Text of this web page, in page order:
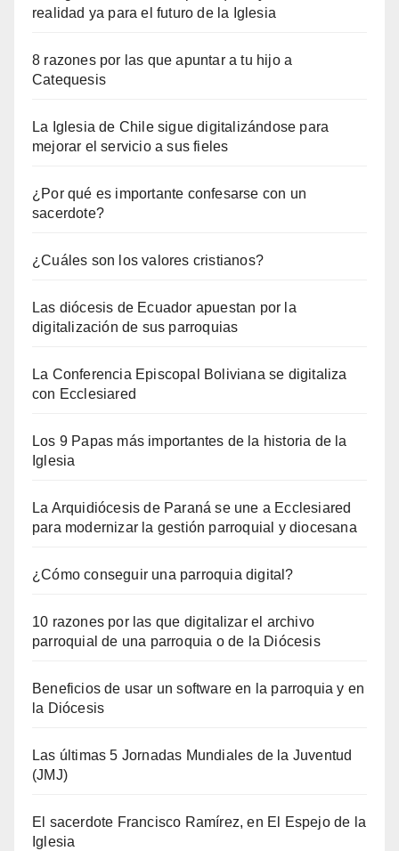
realidad ya para el futuro de la Iglesia
8 razones por las que apuntar a tu hijo a
Catequesis
La Iglesia de Chile sigue digitalizándose para
mejorar el servicio a sus fieles
¿Por qué es importante confesarse con un
sacerdote?
¿Cuáles son los valores cristianos?
Las diócesis de Ecuador apuestan por la
digitalización de sus parroquias
La Conferencia Episcopal Boliviana se digitaliza
con Ecclesiared
Los 9 Papas más importantes de la historia de la
Iglesia
La Arquidiócesis de Paraná se une a Ecclesiared
para modernizar la gestión parroquial y diocesana
¿Cómo conseguir una parroquia digital?
10 razones por las que digitalizar el archivo
parroquial de una parroquia o de la Diócesis
Beneficios de usar un software en la parroquia y en
la Diócesis
Las últimas 5 Jornadas Mundiales de la Juventud
(JMJ)
El sacerdote Francisco Ramírez, en El Espejo de la
Iglesia